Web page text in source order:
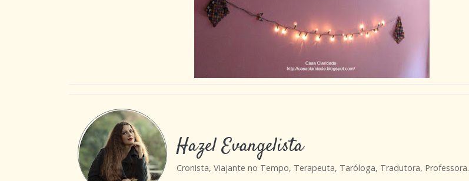
Hazel Evangelista
Cronista, Viajante no Tempo, Terapeuta, Taróloga, Tradutora, Professora.